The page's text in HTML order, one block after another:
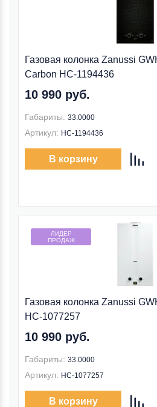
Газовая колонка Zanussi
Carbon НС-1194436
10 990 руб.
Габариты: 33.0000
Артикул: НС-1194436
В корзину
ЛИДЕР
ПРОДАЖ
Газовая колонка Zanussi
НС-1077257
10 990 руб.
Габариты: 33.0000
Артикул: НС-1077257
В корзину